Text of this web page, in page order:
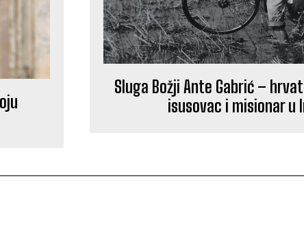
Sluga Božji Ante Gabrić –
isusovac i misionar u